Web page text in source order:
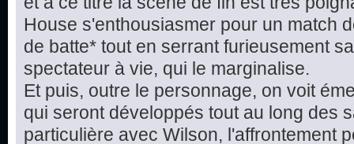
House s'enthousiasmer pour un match
de batte* tout en serrant furieusement
spectateur à vie, qui le marginalise.
Et puis, outre le personnage, on voit
qui seront développés tout au long des
particulière avec Wilson, l'affrontement